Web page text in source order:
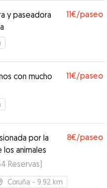
y paseadora
11€/paseo
con mucho
11€/paseo
por la
animales
8€/paseo
Reservas)
Coruña - 9.92 km